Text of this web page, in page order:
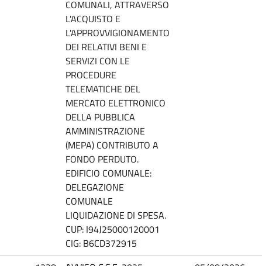
COMUNALI, ATTRAVERSO
L'ACQUISTO E
L'APPROVVIGIONAMENTO
DEI RELATIVI BENI E
SERVIZI CON LE
PROCEDURE
TELEMATICHE DEL
MERCATO ELETTRONICO
DELLA PUBBLICA
AMMINISTRAZIONE
(MEPA) CONTRIBUTO A
FONDO PERDUTO.
EDIFICIO COMUNALE:
DELEGAZIONE
COMUNALE
LIQUIDAZIONE DI SPESA.
CUP: I94J25000120001
CIG: B6CD372915